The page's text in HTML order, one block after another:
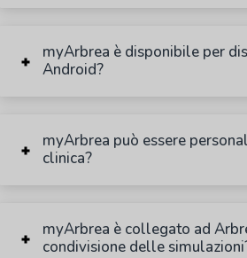
myArbrea è disponibile per
Android?
myArbrea può essere
clinica?
myArbrea è collegato ad
condivisione delle